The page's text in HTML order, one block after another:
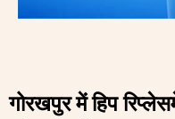
गोरखपुर में हिप